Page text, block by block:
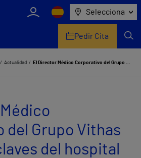
Selecciona
Pedir Cita
Actualidad El Director Médico Corporativo del Grupo Vithas ofrece las claves del hospital del futuro en unas jornadas médicas celebradas en Vithas Xanit
del Grupo Vithas
del hospital